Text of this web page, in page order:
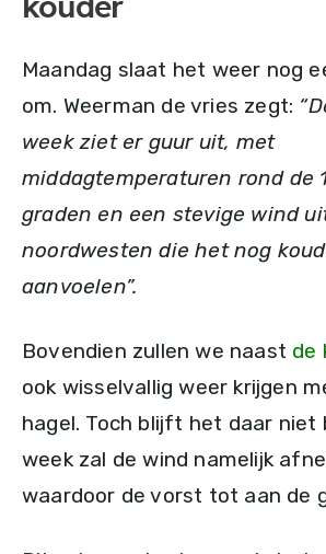
kouder
Maandag slaat het weer nog
om. Weerman de vries zegt:
week ziet er guur uit, met
middagtemperaturen rond de
graden en een stevige wind
noordwesten die het nog
aanvoelen”.
Bovendien zullen we naast de
ook wisselvallig weer krijgen
hagel. Toch blijft het daar niet
week zal de wind namelijk
waardoor de vorst tot aan de